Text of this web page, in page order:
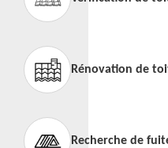
Rénovation de
Recherche de